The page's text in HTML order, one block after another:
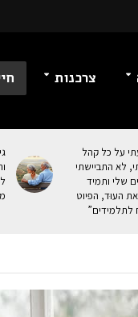
צרכנות
על כל קהל
לא התביישתי
שלי ותמיד
העוּד, הפיוט
לתלמידים”